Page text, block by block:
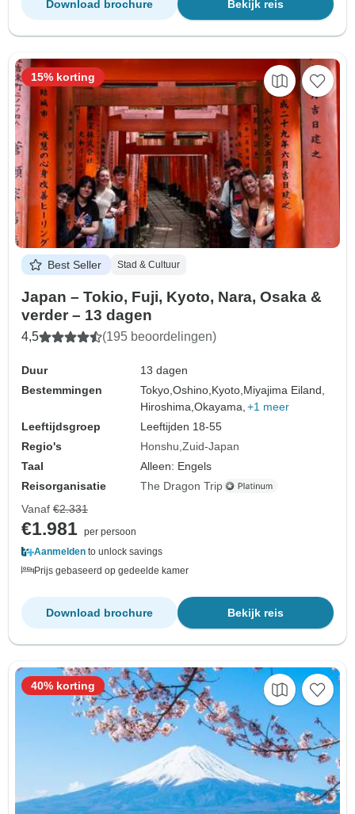
Bekijk reis
Download brochure
Best Seller Stad & Cultuur
Japan – Tokio, Fuji, Kyoto, Nara, Osaka &
verder – 13 dagen
4,5 (195 beoordelingen)
Duur
13 dagen
Bestemmingen
Tokyo,Oshino, Kyoto, Miyajima Eiland,
Hiroshima,Okayama, +1 meer
Leeftijdsgroep
Leeftijden 18-55
Regio's
Honshu Zuid-Japan
Taal
Alleen: Engels
Reisorganisatie
The Dragon Trip
15% korting
Vanaf €2.331
€1.981 per persoon
Aanmelden to unlock savings
Prijs gebaseerd op gedeelde kamer
Bekijk reis
Download brochure
40% korting